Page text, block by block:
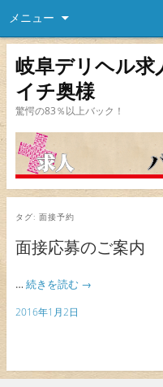
メニュー
岐阜デリヘル求
イチ奥様
驚愕の83％以上バック！
タグ: 面接予約
面接応募のご案内
… 続きを読む →
2016年1月2日